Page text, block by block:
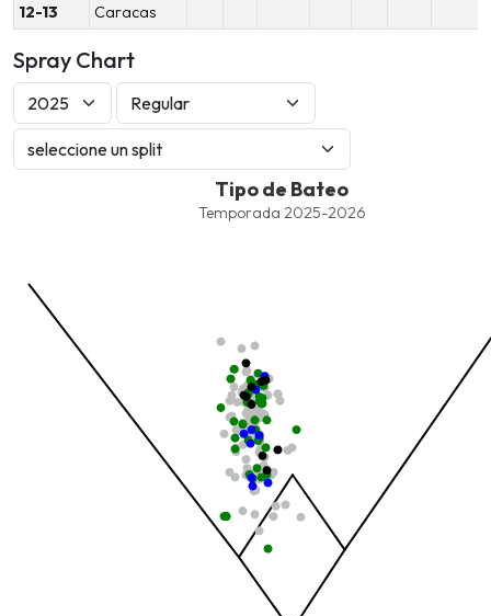
12-13
Caracas
Spray Chart
Combination chart with 8 data series.
The chart has 1 X axis displaying values. Data ranges from -
The chart has 1 Y axis displaying values. Data ranges from -
Tipo de Bateo
Temporada 2025-2026